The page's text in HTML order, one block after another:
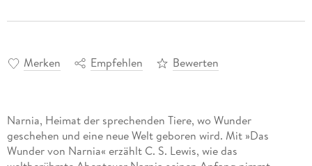
Merken Empfehlen Bewerten
Narnia, Heimat der sprechenden Tiere, wo Wunder
geschehen und eine neue Welt geboren wird. Mit »Das
Wunder von Narnia« erzählt C. S. Lewis, wie das